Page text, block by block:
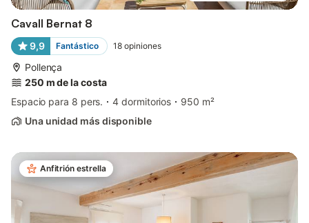
Cavall Bernat 8
9,9 Fantástico 18 opiniones
Pollença
250 m de la costa
Espacio para 8 pers.
4 dormitorios
950 m²
Una unidad más disponible
Anfitrión estrella